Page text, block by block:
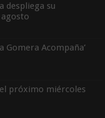
despliega su
Gomera Acompaña’
próximo miércoles